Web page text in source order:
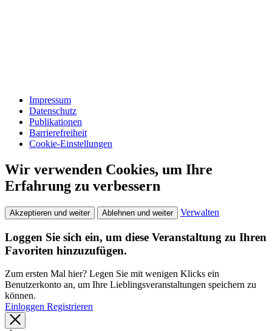
Impressum
Datenschutz
Publikationen
Barrierefreiheit
Cookie-Einstellungen
Wir verwenden Cookies, um Ihre
Erfahrung zu verbessern
Akzeptieren und weiter Ablehnen und weiter Verwalten
Loggen Sie sich ein, um diese Veranstaltung zu Ihren
Favoriten hinzuzufügen.
Zum ersten Mal hier? Legen Sie mit wenigen Klicks ein
Benutzerkonto an, um Ihre Lieblingsveranstaltungen speichern zu
können.
Einloggen Registrieren